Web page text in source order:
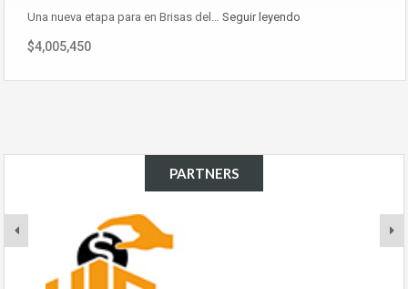
Una nueva etapa para en Brisas del… Seguir leyendo
$4,005,450
PARTNERS